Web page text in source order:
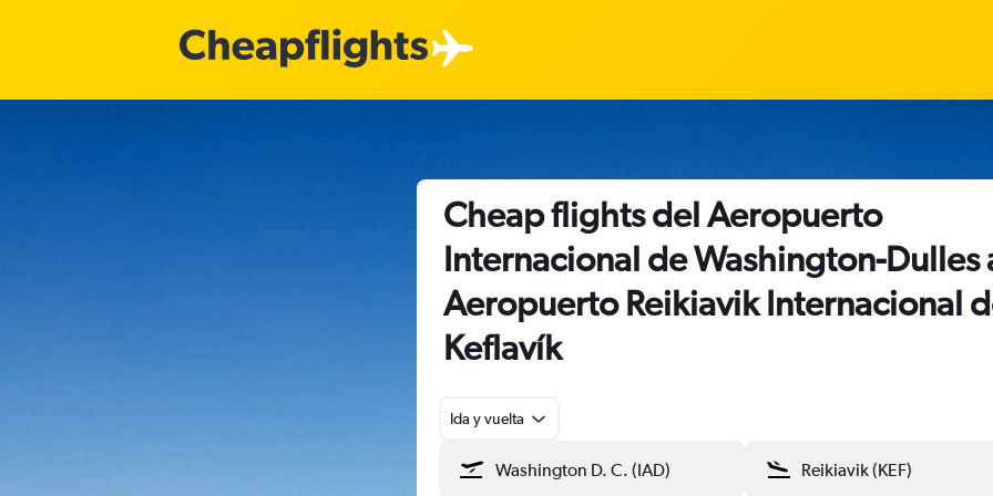
Cheap flights del Aeropuerto
Internacional de Washington-Dulles
Aeropuerto Reikiavik Internacional
Keflavík
Ida y vuelta